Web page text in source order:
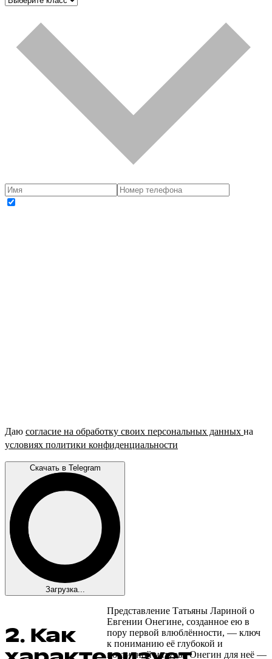
Даю согласие на обработку своих персональных данных на
условиях политики конфиденциальности
Скачать в Telegram
Загрузка...
2. Как
Представление Татьяны Лариной о
Евгении Онегине, созданное ею в
пору первой влюблённости, — ключ
к пониманию её глубокой и
поэтичной натуры. Онегин для неё —